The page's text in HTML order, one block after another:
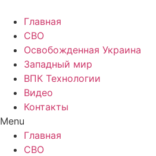
Главная
СВО
Освобожденная Украина
Западный мир
ВПК Технологии
Видео
Контакты
Menu
Главная
СВО